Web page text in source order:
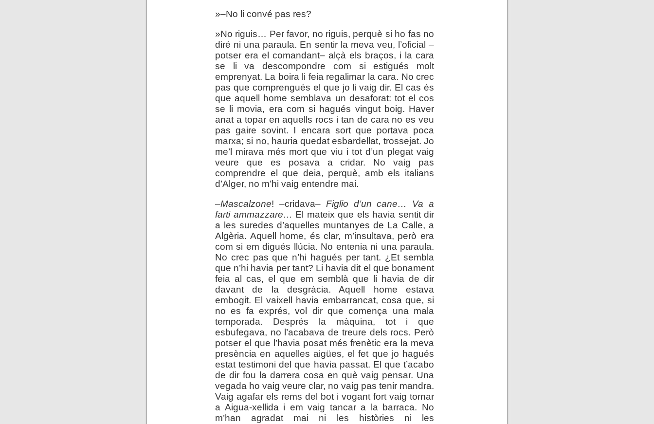
»–No li convé pas res?
»No riguis… Per favor, no riguis, perquè si ho fas no
diré ni una paraula. En sentir la meva veu, l’oficial –
potser era el comandant– alçà els braços, i la cara
se li va descompondre com si estigués molt
emprenyat. La boira li feia regalimar la cara. No crec
pas que comprengués el que jo li vaig dir. El cas és
que aquell home semblava un desaforat: tot el cos
se li movia, era com si hagués vingut boig. Haver
anat a topar en aquells rocs i tan de cara no es veu
pas gaire sovint. I encara sort que portava poca
marxa; si no, hauria quedat esbardellat, trossejat. Jo
me’l mirava més mort que viu i tot d’un plegat vaig
veure que es posava a cridar. No vaig pas
comprendre el que deia, perquè, amb els italians
d’Alger, no m’hi vaig entendre mai.
–Mascalzone! –cridava– Figlio d’un cane… Va a
farti ammazzare… El mateix que els havia sentit dir
a les suredes d’aquelles muntanyes de La Calle, a
Algèria. Aquell home, és clar, m’insultava, però era
com si em digués llúcia. No entenia ni una paraula.
No crec pas que n’hi hagués per tant. ¿Et sembla
que n’hi havia per tant? Li havia dit el que bonament
feia al cas, el que em semblà que li havia de dir
davant de la desgràcia. Aquell home estava
embogit. El vaixell havia embarrancat, cosa que, si
no es fa exprés, vol dir que comença una mala
temporada. Després la màquina, tot i que
esbufegava, no l’acabava de treure dels rocs. Però
potser el que l’havia posat més frenètic era la meva
presència en aquelles aigües, el fet que jo hagués
estat testimoni del que havia passat. El que t’acabo
de dir fou la darrera cosa en què vaig pensar. Una
vegada ho vaig veure clar, no vaig pas tenir mandra.
Vaig agafar els rems del bot i vogant fort vaig tornar
a Aigua-xellida i em vaig tancar a la barraca. No
m’han agradat mai ni les històries ni les